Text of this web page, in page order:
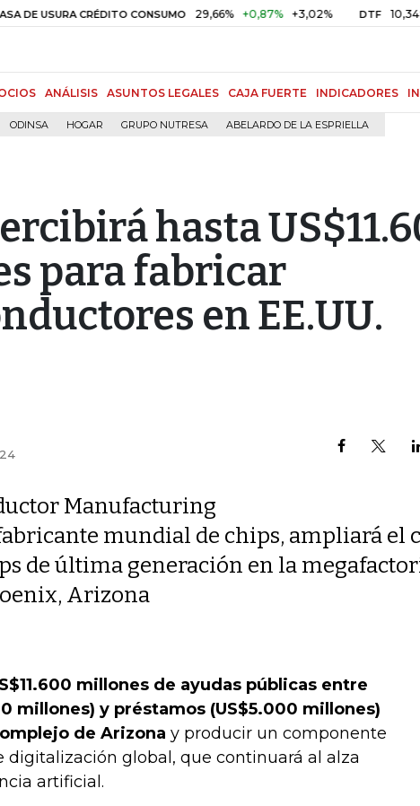
CRÉDITO CONSUMO 29,66% +0,87% +3,02% DTF 10,34%
ANÁLISIS ASUNTOS LEGALES CAJA FUERTE INDICADORES
ODINSA HOGAR GRUPO NUTRESA ABELARDO DE LA ESPRIELLA
hasta
para fabricar
en EE.UU.
Manufacturing
mundial de chips, ampliará el
de última generación en la
Arizona
millones de ayudas públicas entre
millones) y préstamos (US$5.000 millones)
de Arizona y producir un componente
digitalización global, que continuará al alza
artificial.